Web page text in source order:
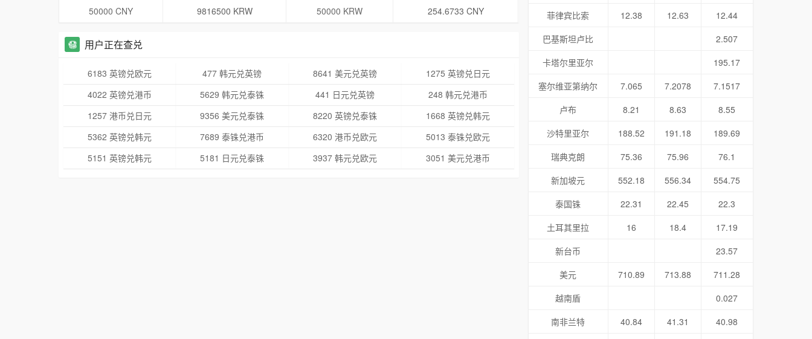
50000 CNY
9816500 KRW 50000 KRW 254.6733 CNY
用户正在查兑
6183 英镑兑欧元 477 韩元兑英镑 8641 美元兑英镑
1275 英镑兑日元
4022 英镑兑港币
5629 韩元兑泰铢 441 日元兑英镑
248 韩元兑港币
1257 港币兑日元
9356 美元兑泰铢 8220 英镑兑泰铢
1668 英镑兑韩元
5362 英镑兑韩元
7689 泰铢兑港币 6320 港币兑欧元
5013 泰铢兑欧元
5151 英镑兑韩元
5181 日元兑泰铢 3937 韩元兑欧元 3051 美元兑港币
菲律宾比索
12.38 12.63
12.44
巴基斯坦卢比
2.507
卡塔尔里亚尔
195.17
塞尔维亚第纳尔
7.065 7.2078
7.1517
卢布
8.21 8.63
8.55
沙特里亚尔
188.52 191.18
189.69
瑞典克朗
75.36 75.96
76.1
新加坡元
552.18 556.34
554.75
泰国铢
22.31 22.45
22.3
土耳其里拉
16 18.4
17.19
新台币
23.57
美元
710.89 713.88
711.28
越南盾
0.027
南非兰特
40.84 41.31 40.98